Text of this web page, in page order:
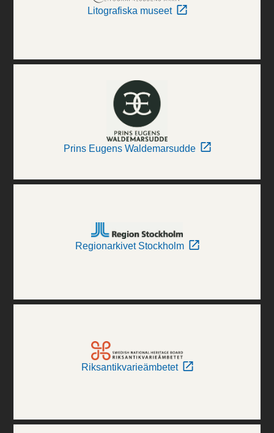
Litografiska museet
Prins Eugens Waldemarsudde
Regionarkivet Stockholm
Riksantikvarieämbetet